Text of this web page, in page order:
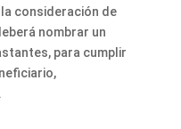
consideración de
nombrar un
para cumplir